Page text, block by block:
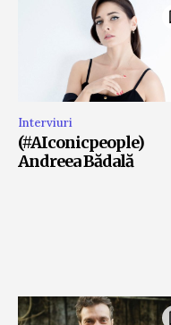
Interviuri
(#AIconicpeople)
Andreea Bădală